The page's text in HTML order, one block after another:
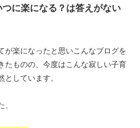
に楽になる？は答えがない
が楽になったと思いこんなブログを
たものの、今度はこんな寂しい子育
しています。